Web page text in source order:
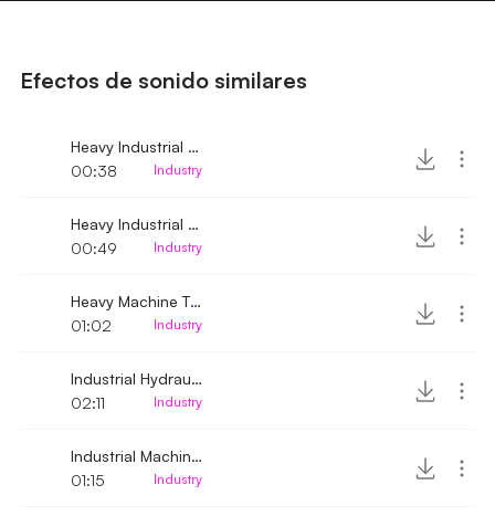
Efectos de sonido similares
Heavy Industrial Motor Machine Noise
00:38
Industry
Heavy Industrial Machine turned on
00:49
Industry
Heavy Machine Turbine noise
01:02
Industry
Industrial Hydraulic Machine running
02:11
Industry
Industrial Machine Engine running 2
01:15
Industry